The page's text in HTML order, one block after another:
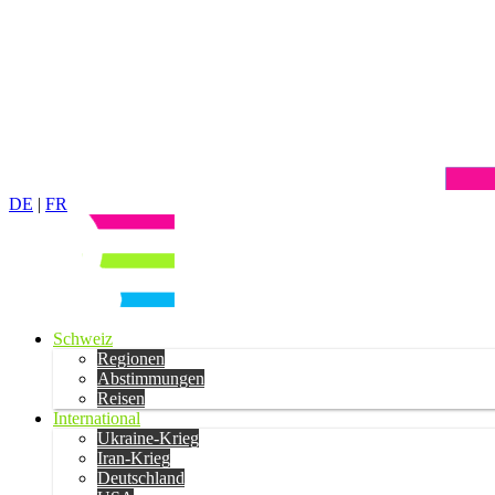
DE | FR
Schweiz
Regionen
Abstimmungen
Reisen
International
Ukraine-Krieg
Iran-Krieg
Deutschland